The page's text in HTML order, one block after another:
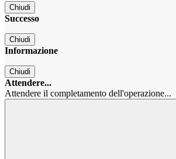
Chiudi
Successo
Chiudi
Informazione
Chiudi
Attendere...
Attendere il completamento dell'operazione...